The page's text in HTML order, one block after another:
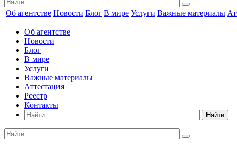
Об агентстве Новости Блог В мире Услуги Важные материалы
Об агентстве
Новости
Блог
В мире
Услуги
Важные материалы
Аттестация
Реестр
Контакты
Найти